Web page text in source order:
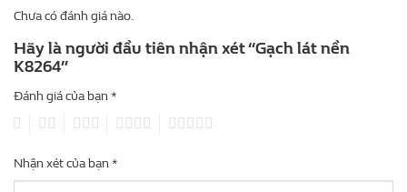
Chưa có đánh giá nào.
Hãy là người đầu tiên nhận xét “Gạch lát nền
K8264”
Đánh giá của bạn*
Nhận xét của bạn*